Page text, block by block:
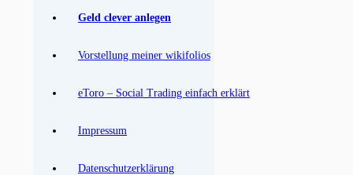
Geld clever anlegen
Vorstellung meiner wikifolios
eToro – Social Trading einfach erklärt
Impressum
Datenschutzerklärung